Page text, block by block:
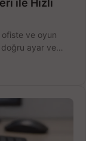
ile Hızlı
ofiste ve oyun
doğru ayar ve